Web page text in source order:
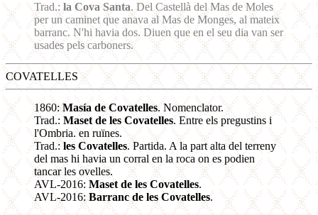
Trad.:la Cova Santa. Del Castellà del Mas de Moles
per un caminet que anava al Mas de Monges, al mateix
barranc. N'hi havia dos. Diuen que en el seu dia van ser
usades pels carboners.
COVATELLES
1860:Masía de Covatelles. Nomenclator.
Trad.: Maset de les Covatelles. Entre els pregustins i
l'Ombria. en ruïnes.
Trad.:les Covatelles. Partida. A la part alta del terreny
del mas hi havia un corral en la roca on es podien
tancar les ovelles.
AVL-2016:Maset de les Covatelles.
AVL-2016:Barranc de les Covatelles.